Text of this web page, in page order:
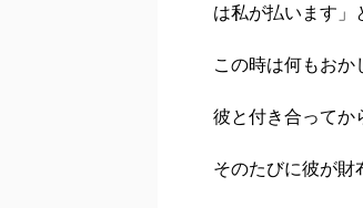
は私が払います」
この時は何もおか
彼と付き合ってか
そのたびに彼が財